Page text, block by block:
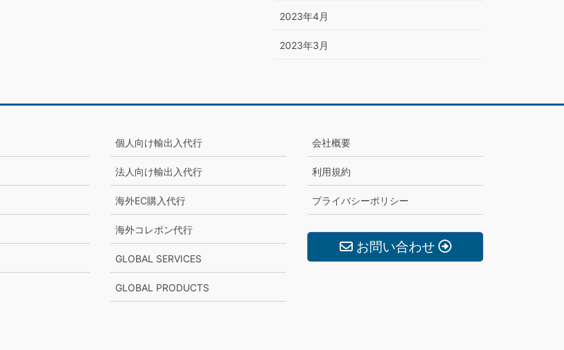
2023年4月
2023年3月
個人向け輸出入代行
法人向け輸出入代行
海外EC購入代行
海外コレポン代行
GLOBAL SERVICES
GLOBAL PRODUCTS
会社概要
利用規約
プライバシーポリシー
お問い合わせ